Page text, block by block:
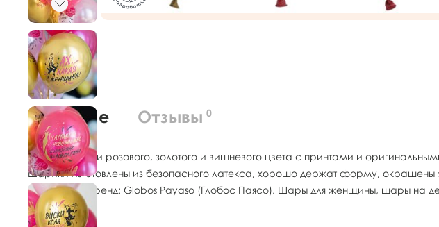
О товаре Отзывы 0
Шары ассорти розового, золотого и вишневого цвета с принтами и
Шарики изготовлены из безопасного латекса, хорошо держат форму,
Occidental. Бренд: Globos Payaso (Глобос Паясо). Шары для женщины, шары на